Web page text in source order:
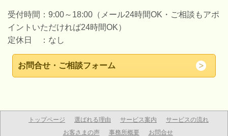
受付時間：9:00～18:00（メール24時間OK・ご相談もアポ
イントいただければ24時間OK）
定休日 ：なし
お問合せ・ご相談フォーム
トップページ 選ばれる理由 サービス案内
サービスの流れ
お客さまの声
事務所概要 お問合せ